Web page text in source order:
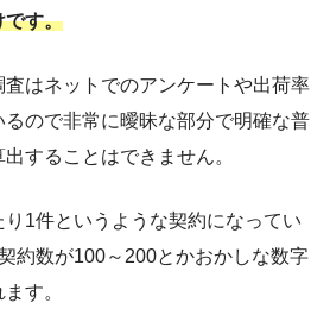
です。
はネットでのアンケートや出荷率
ので非常に曖昧な部分で明確な普
することはできません。
り1件というような契約になってい
約数が100～200とかおかしな数字
す。